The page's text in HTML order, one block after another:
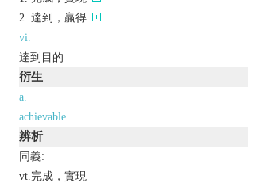
達到，贏得
vi.
達到目的
衍生
a.
achievable
辨析
同義:
vt.完成，實現